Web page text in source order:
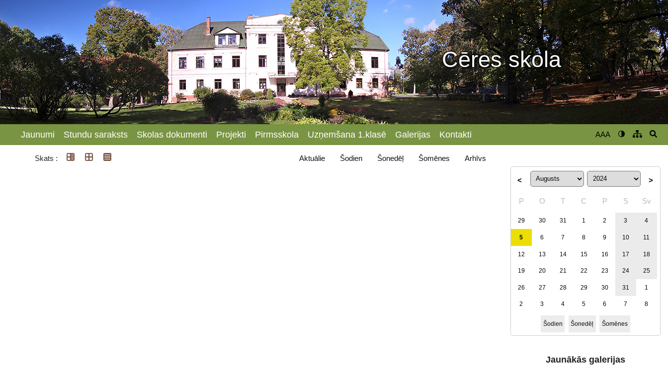
Cēres skola
Jaunumi Stundu saraksts Skolas dokumenti Projekti Pirmsskola Uzņemšana 1.klasē Galerijas Kontakti AAA
Skats : Aktuālie Šodien Šonedēļ Šomēnes Arhīvs
< >
P O T C P S Sv
29 30 31 1 2 3 4
5 6 7 8 9 10 11
12 13 14 15 16 17 18
19 20 21 22 23 24 25
26 27 28 29 30 31 1
2 3 4 5 6 7 8
Šodien Šonedēļ Šomēnes
Jaunākās galerijas